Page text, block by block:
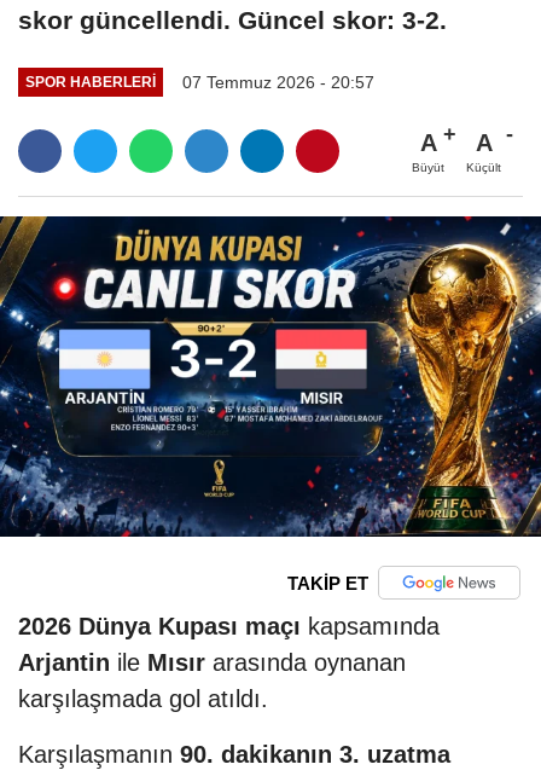
skor güncellendi. Güncel skor: 3-2.
SPOR HABERLERI 07 Temmuz 2026 - 20:57
A
Büyüt
A
Küçült
TAKİP ET
2026 Dünya Kupası maçı kapsamında
Arjantin ile Mısır arasında oynanan
karşılaşmada gol atıldı.
Karşılaşmanın 90. dakikanın 3. uzatma